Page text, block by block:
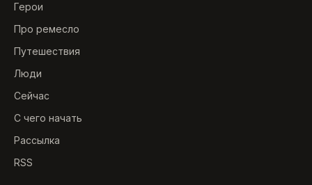
Герои
Про ремесло
Путешествия
Люди
Сейчас
С чего начать
Рассылка
RSS